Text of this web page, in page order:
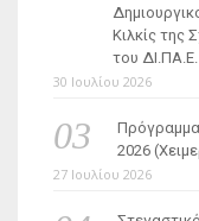
Κιλκίς της
του ΔΙ.ΠΑ.Ε.
30 Ιουλίου 2026
Πρόγραμμα
2026
27 Ιουλίου 2026